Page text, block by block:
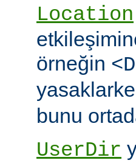
Location
örneğin
bunu
UserDir